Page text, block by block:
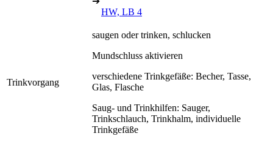
HW, LB 4
Trinkvorgang
saugen oder trinken, schlucken
Mundschluss aktivieren
verschiedene Trinkgefäße: Becher, Tasse,
Glas, Flasche
Saug- und Trinkhilfen: Sauger,
Trinkschlauch, Trinkhalm, individuelle
Trinkgefäße